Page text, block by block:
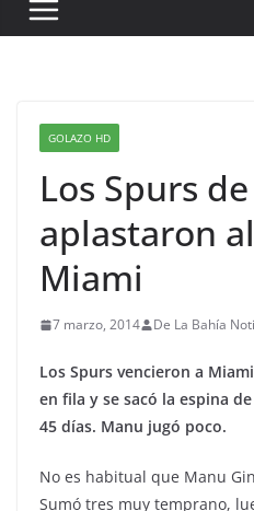
GOLAZO HD
Los Spurs
aplastaron
Miami
7 marzo, 2014 De La Bahía
Los Spurs vencieron a
en fila y se sacó la espina
45 días. Manu jugó poco.
No es habitual que Manu
Sumó tres muy temprano,